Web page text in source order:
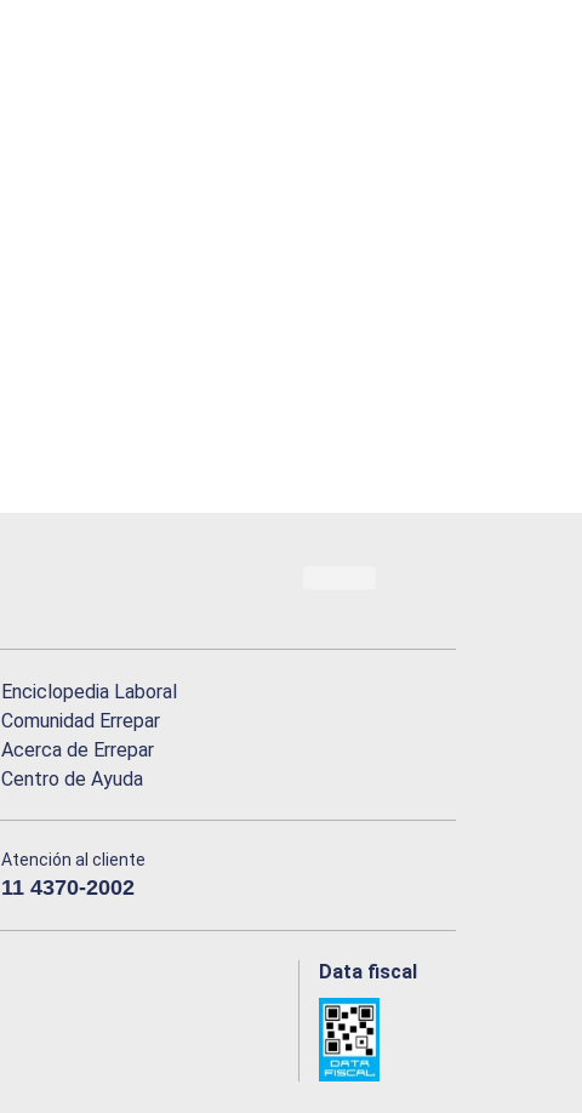
Enciclopedia Laboral
Comunidad Errepar
Acerca de Errepar
Centro de Ayuda
Atención al cliente
11 4370-2002
Data fiscal